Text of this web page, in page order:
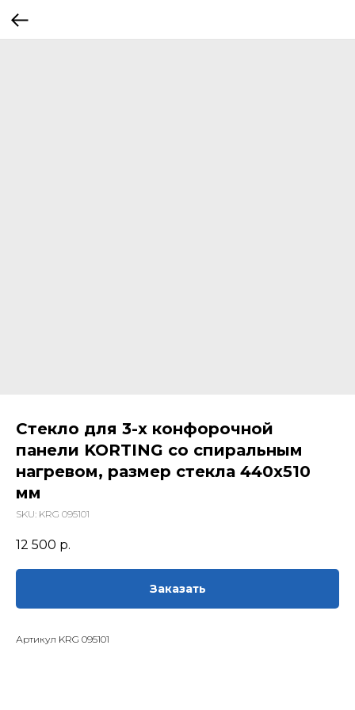
Стекло для 3-х конфорочной
панели KORTING со спиральным
нагревом, размер стекла 440х510
мм
SKU: KRG 095101
12 500 р.
Заказать
Артикул KRG 095101